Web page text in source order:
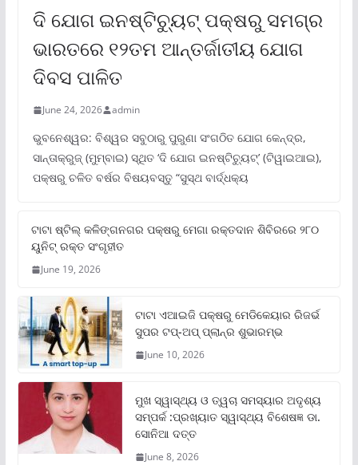
ଦି ଯୋଗ ଇନଷ୍ଟିଚ୍ୟୁଟ୍ ପକ୍ଷରୁ ସମଗ୍ର
ଭାରତରେ ୧୨ତମ ଆନ୍ତର୍ଜାତୀୟ ଯୋଗ
ଦିବସ ପାଳିତ
June 24, 2026 admin
ଭୁବନେଶ୍ୱର: ବିଶ୍ୱର ସବୁଠାରୁ ପୁରୁଣା ସଂଗଠିତ ଯୋଗ କେନ୍ଦ୍ର,
ସାନ୍ତାକ୍ରୁଜ୍ (ମୁମ୍ବାଇ) ସ୍ଥିତ ‘ଦି ଯୋଗ ଇନଷ୍ଟିଚ୍ୟୁଟ୍‌’ (ଟିୱାଇଆଇ),
ପକ୍ଷରୁ ଚଳିତ ବର୍ଷର ବିଷୟବସ୍ତୁ “ସୁସ୍ଥ ବାର୍ଦ୍ଧକ୍ୟ
ଟାଟା ଷ୍ଟିଲ୍‌ କଳିଙ୍ଗନଗର ପକ୍ଷରୁ ମେଗା ରକ୍ତଦାନ ଶିବିରରେ ୨୮୦
ୟୁନିଟ୍‌ ରକ୍ତ ସଂଗୃହୀତ
June 19, 2026
ଟାଟା ଏଆଇଜି ପକ୍ଷରୁ ମେଡିକେୟାର ରିଜର୍ଭ
ସୁପର ଟପ୍‌-ଅପ୍ ପ୍ଲାନ୍‌ର ଶୁଭାରମ୍ଭ
June 10, 2026
ମୁଖ ସ୍ୱାସ୍ଥ୍ୟ ଓ ତ୍ୱଚା ସମସ୍ୟାର ଅଦୃଶ୍ୟ
ସମ୍ପର୍କ :ପ୍ରଖ୍ୟାତ ସ୍ୱାସ୍ଥ୍ୟ ବିଶେଷଜ୍ଞ ଡା.
ସୋନିଆ ଦତ୍ତ
June 8, 2026